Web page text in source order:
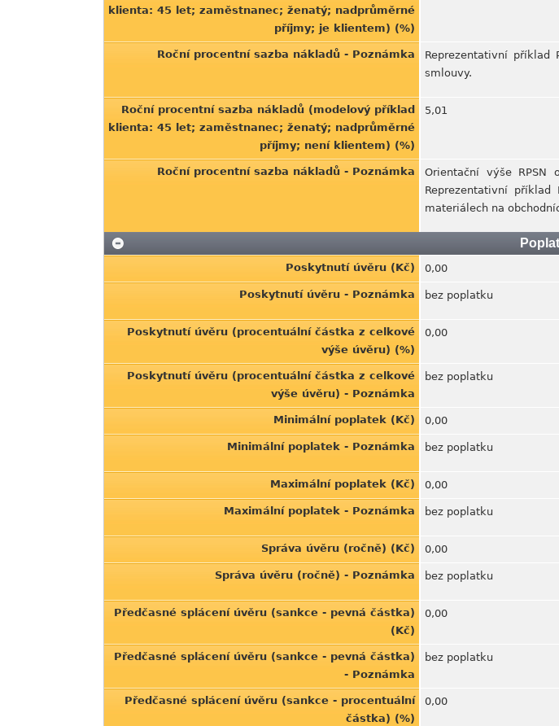
klienta: 45 let; zaměstnanec; ženatý; nadprůměrné
příjmy; je klientem) (%)
Roční procentní sazba nákladů - Poznámka Reprezentativní příklad
smlouvy.
Roční procentní sazba nákladů (modelový příklad
klienta: 45 let; zaměstnanec; ženatý; nadprůměrné
příjmy; není klientem) (%)
5,01
Roční procentní sazba nákladů - Poznámka
Orientační výše
Reprezentativní
materiálech na
Poskytnutí úvěru (Kč) 0,00
Poskytnutí úvěru - Poznámka bez poplatku
Poskytnutí úvěru (procentuální částka z celkové
výše úvěru) (%)
0,00
Poskytnutí úvěru (procentuální částka z celkové
výše úvěru) - Poznámka
bez poplatku
Minimální poplatek (Kč) 0,00
Minimální poplatek - Poznámka bez poplatku
Maximální poplatek (Kč) 0,00
Maximální poplatek - Poznámka bez poplatku
Správa úvěru (ročně) (Kč) 0,00
Správa úvěru (ročně) - Poznámka bez poplatku
Předčasné splácení úvěru (sankce - pevná částka)
(Kč)
0,00
Předčasné splácení úvěru (sankce - pevná částka)
- Poznámka
bez poplatku
Předčasné splácení úvěru (sankce - procentuální
částka) (%)
0,00